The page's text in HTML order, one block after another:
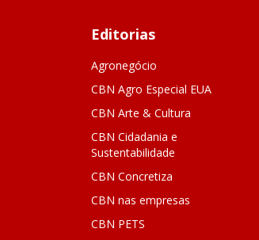
Editorias
Agronegócio
CBN Agro Especial EUA
CBN Arte & Cultura
CBN Cidadania e
Sustentabilidade
CBN Concretiza
CBN nas empresas
CBN PETS